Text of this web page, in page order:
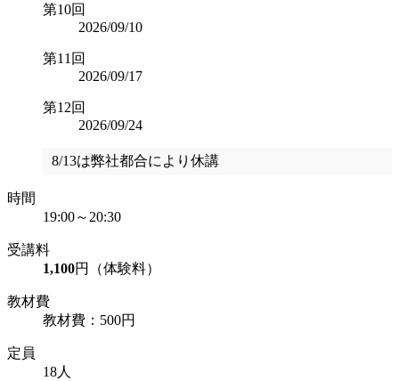
第10回
2026/09/10
第11回
2026/09/17
第12回
2026/09/24
8/13は弊社都合により休講
時間
19:00～20:30
受講料
1,100円（体験料）
教材費
教材費：500円
定員
18人